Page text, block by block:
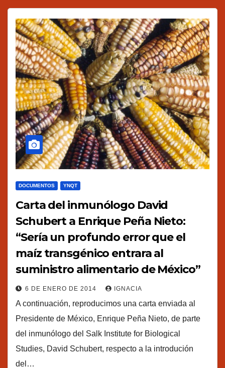
DOCUMENTOS YNQT
Carta del inmunólogo David
Schubert a Enrique Peña Nieto:
“Sería un profundo error que el
maíz transgénico entrara al
suministro alimentario de México”
6 DE ENERO DE 2014 IGNACIA
A continuación, reproducimos una carta enviada al
Presidente de México, Enrique Peña Nieto, de parte
del inmunólogo del Salk Institute for Biological
Studies, David Schubert, respecto a la introdución
del…